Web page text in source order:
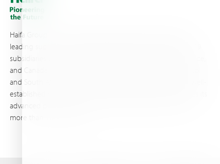
Haifa Group is a multi-national corporation and a global
leading supplier of specialty fertilizers, operating through 19
subsidiaries worldwide, with production sites in Israel, France,
and Canada, as well as proprietary blending facilities in Brazil
and South Africa. Backed by extensive infrastructure and well-
established distribution and logistics networks, Haifa makes its
advanced plant nutrition solutions available to growers in
more than 100 countries.